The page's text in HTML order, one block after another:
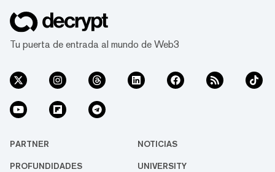
Tu puerta de entrada al mundo de Web3
PARTNER NOTICIAS
PROFUNDIDADES UNIVERSITY